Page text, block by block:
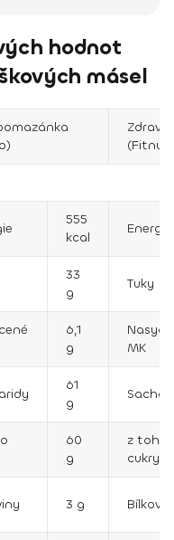
hodnot
másel
555
kcal
Energie
33
g
Tuky
6,1
g
MK
61
g
60
g
z toho
cukry
3 g